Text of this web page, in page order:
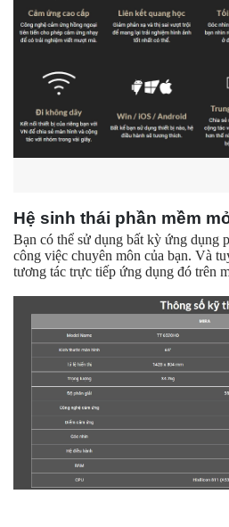
Hệ sinh thái phần mềm
Bạn có thể sử dụng bất kỳ ứng dụng
công việc chuyên môn của bạn. Và
tương tác trực tiếp ứng dụng đó trên